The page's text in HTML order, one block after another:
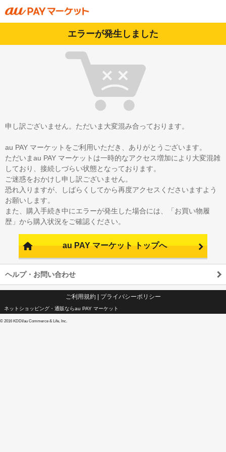
エラーが発生しました
申し訳ございません。ただいま大変混み合っております。
au PAY マーケットをご利用いただき、ありがとうございます。
ただいまau PAY マーケットは一時的なアクセス増加により大変混雑
しており、接続しづらい状態となっております。
ご迷惑をおかけし申し訳ございません。
恐れ入りますが、しばらくしてから再度アクセスくださいますよう
お願いします。
また、購入手続き中にエラーが発生した場合には、「お買い物履
歴」から購入状況をご確認ください。
au PAY マーケット トップへ
ヘルプ・お問い合わせ
ご利用規約| プライバシーポリシー
ネットショッピング・通販ならau PAY マーケット
© 2016 KDDI/au Commerce & Life, Inc.